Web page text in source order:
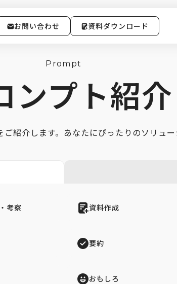
お問い合わせ 資料ダウンロード
Prompt
ンプト紹介
紹介します。あなたにぴったりのソリュ
考察 資料作成
要約
おもしろ